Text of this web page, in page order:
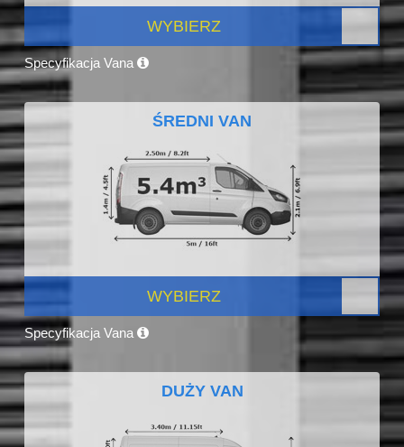
WYBIERZ
Specyfikacja Vana
ŚREDNI VAN
WYBIERZ
Specyfikacja Vana
DUŻY VAN